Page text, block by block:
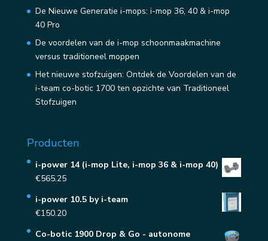
De Nieuwe Generatie i-mops: i-mop 36, 40 & i-mop
40 Pro
De voordelen van de i-mop schoonmaakmachine
versus traditioneel moppen
Het nieuwe stofzuigen: Ontdek de Voordelen van de
i-team co-botic 1700 ten opzichte van Traditioneel
Stofzuigen
Producten
i-power 14 (i-mop Lite, i-mop 36 & i-mop 40)
€565.25
i-power 10.5 by i-team
€150.20
Co-botic 1900 Drop & Go - autonome